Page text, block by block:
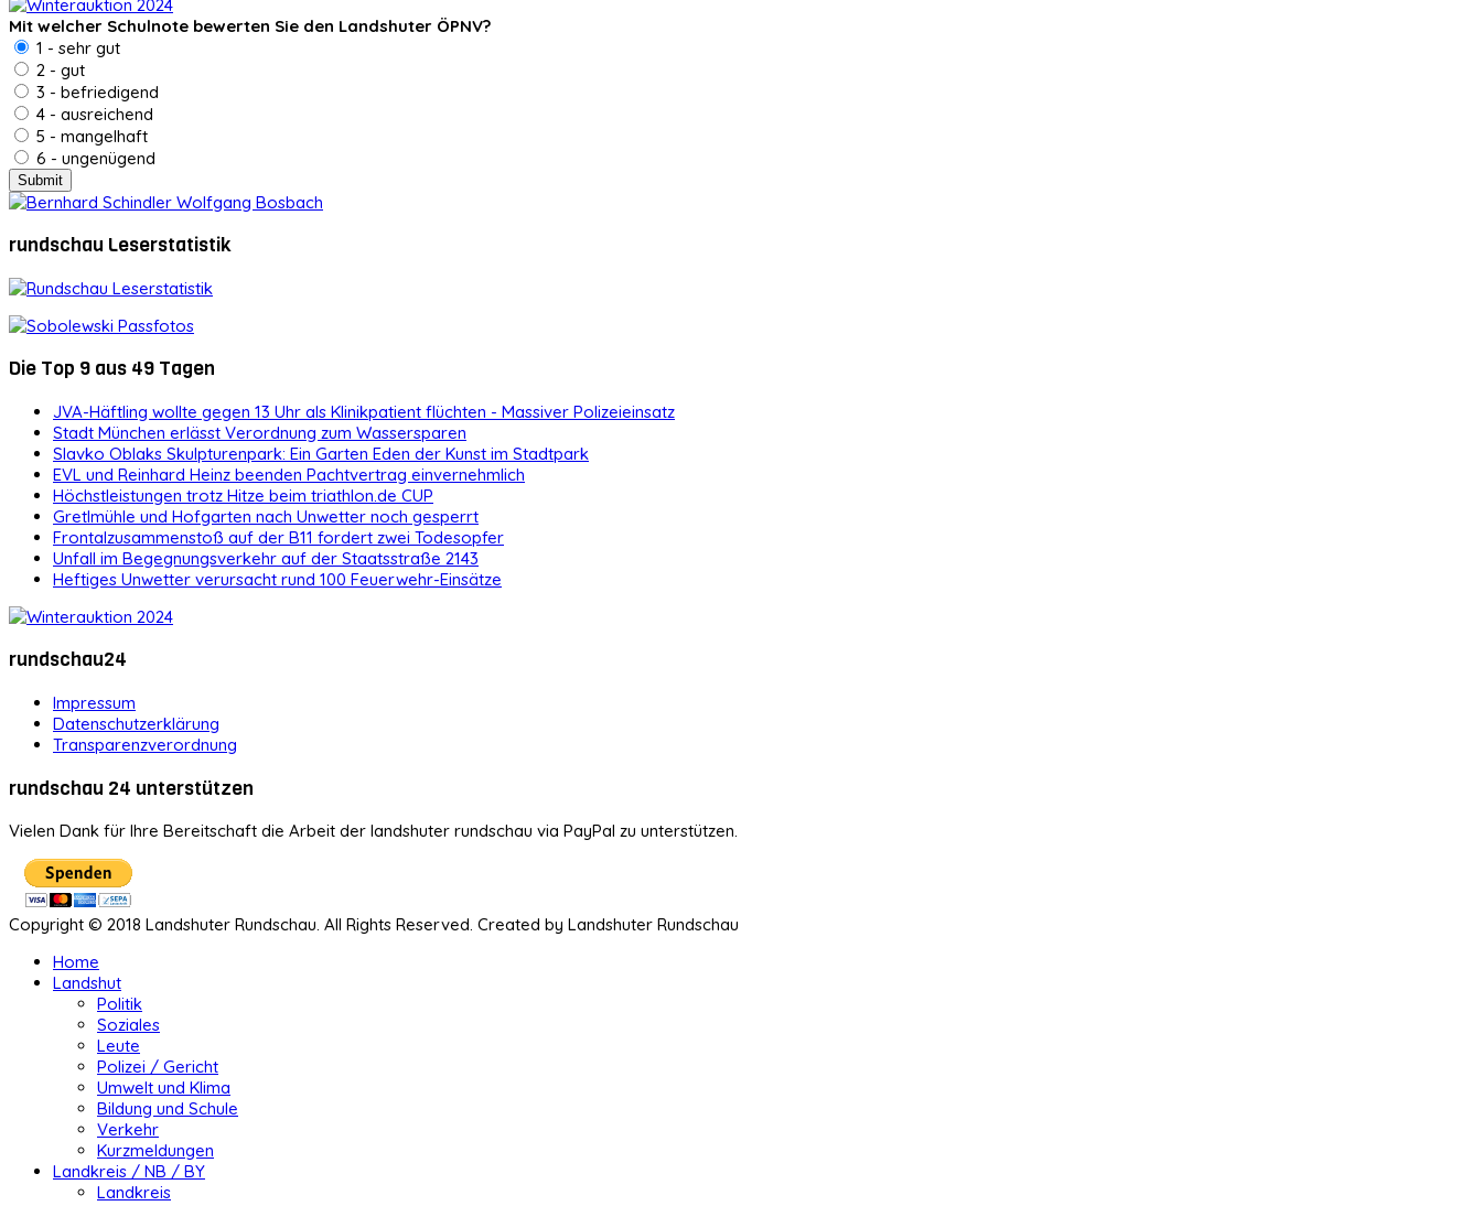
Mit welcher Schulnote bewerten Sie den Landshuter ÖPNV?
1 - sehr gut
2 - gut
3 - befriedigend
4 - ausreichend
5 - mangelhaft
6 - ungenügend
rundschau Leserstatistik
Die Top 9 aus 49 Tagen
JVA-Häftling wollte gegen 13 Uhr als Klinikpatient flüchten - Massiver Polizeieinsatz
Stadt München erlässt Verordnung zum Wassersparen
Slavko Oblaks Skulpturenpark: Ein Garten Eden der Kunst im Stadtpark
EVL und Reinhard Heinz beenden Pachtvertrag einvernehmlich
Höchstleistungen trotz Hitze beim triathlon.de CUP
Gretlmühle und Hofgarten nach Unwetter noch gesperrt
Frontalzusammenstoß auf der B11 fordert zwei Todesopfer
Unfall im Begegnungsverkehr auf der Staatsstraße 2143
Heftiges Unwetter verursacht rund 100 Feuerwehr-Einsätze
rundschau24
Impressum
Datenschutzerklärung
Transparenzverordnung
rundschau 24 unterstützen
Vielen Dank für Ihre Bereitschaft die Arbeit der landshuter rundschau via PayPal zu unterstützen.
Copyright © 2018 Landshuter Rundschau. All Rights Reserved. Created by Landshuter Rundschau
Home
Landshut
Politik
Soziales
Leute
Polizei / Gericht
Umwelt und Klima
Bildung und Schule
Verkehr
Kurzmeldungen
Landkreis / NB / BY
Landkreis